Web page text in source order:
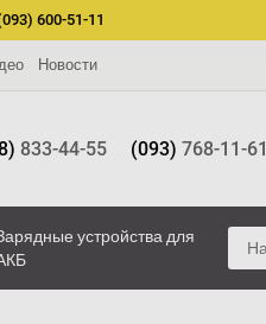
600-51-11
Новости
833-44-55 (093) 768-11-61
устройства для